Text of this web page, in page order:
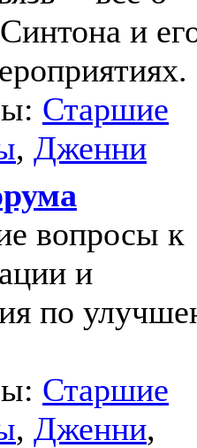
и
Старшие
, Дженни
вопросы к
и
по
Старшие
, Дженни,